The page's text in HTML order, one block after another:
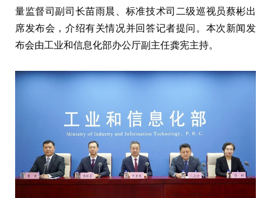
量监督司副司长苗雨晨、标准技术司二级巡视员蔡彬出
席发布会，介绍有关情况并回答记者提问。本次新闻发
布会由工业和信息化部办公厅副主任龚宪主持。